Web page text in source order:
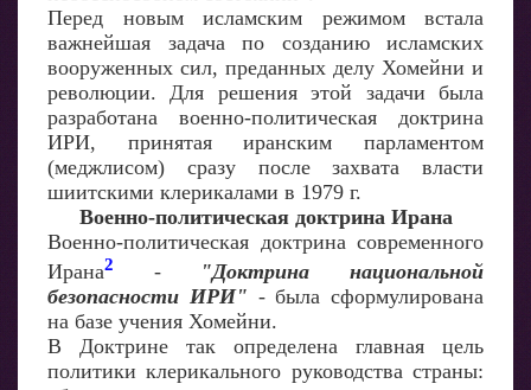
Перед новым исламским режимом встала
важнейшая задача по созданию исламских
вооруженных сил, преданных делу Хомейни и
революции. Для решения этой задачи была
разработана военно-политическая доктрина
ИРИ, принятая иранским парламентом
(меджлисом) сразу после захвата власти
шиитскими клерикалами в 1979 г.
Военно-политическая доктрина Ирана
Военно-политическая доктрина современного
Ирана2 -
"Доктрина национальной
безопасности ИРИ" - была сформулирована
на базе учения Хомейни.
В Доктрине так определена главная цель
политики клерикального руководства страны: